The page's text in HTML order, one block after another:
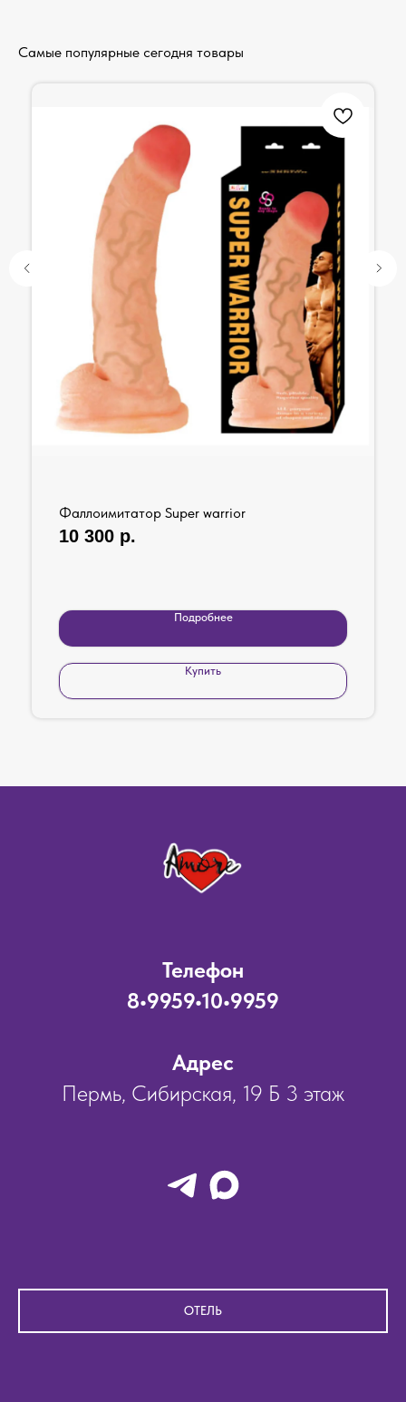
Самые популярные сегодня товары
Фаллоимитатор Super warrior
10 300 р.
Подробнее
Купить
Телефон
8•9959•10•9959
Адрес
Пермь, Сибирская, 19 Б 3 этаж
ОТЕЛЬ